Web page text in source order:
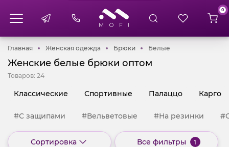
0
ГлавнаяГлавнаяЖенская одежда Женская одежда
БрюкиБрюкиБелые
Женские белые брюки оптом
Товаров: 24
Классические Спортивные Палаццо Карго
#С защипами #Вельветовые #На резинки
Сортировка Все фильтры 1